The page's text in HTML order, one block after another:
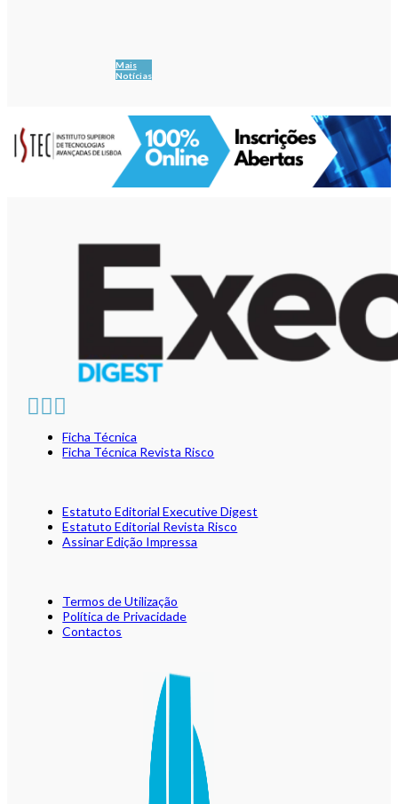
Mais
Notícias
Ficha Técnica
Ficha Técnica Revista Risco
Estatuto Editorial Executive Digest
Estatuto Editorial Revista Risco
Assinar Edição Impressa
Termos de Utilização
Política de Privacidade
Contactos